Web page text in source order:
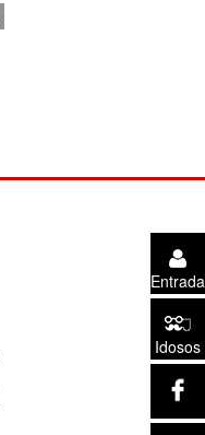
Entrada
Idosos